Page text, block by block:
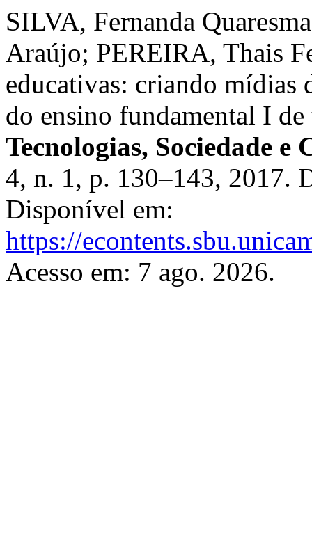
SILVA, Fernanda
Araújo; PEREIRA, Thais
educativas: criando mídias
do ensino fundamental I
Tecnologias, Sociedade e
4, n. 1, p. 130–143, 2017.
Disponível em:
https://
Acesso em: 7 ago. 2026.